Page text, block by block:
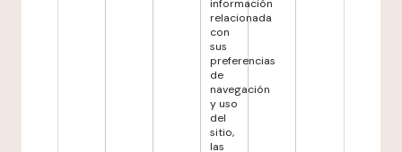
información
relacionada
con
sus
preferencias
de
navegación
y uso
del
sitio,
las